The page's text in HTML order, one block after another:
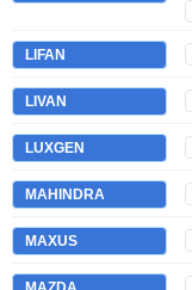
LIFAN
LIVAN
LUXGEN
MAHINDRA
MAXUS